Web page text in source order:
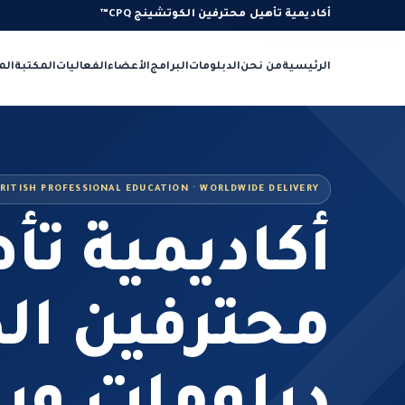
أكاديمية تأهيل محترفين الكوتشينج CPQ™
الرئيسيةمن نحنالدبلوماتالبرامجالأعضاءالفعالياتالمكتبة
PROFESSIONAL EDUCATION · WORLDWIDE DELIVERY
أكاديمية
محترفين